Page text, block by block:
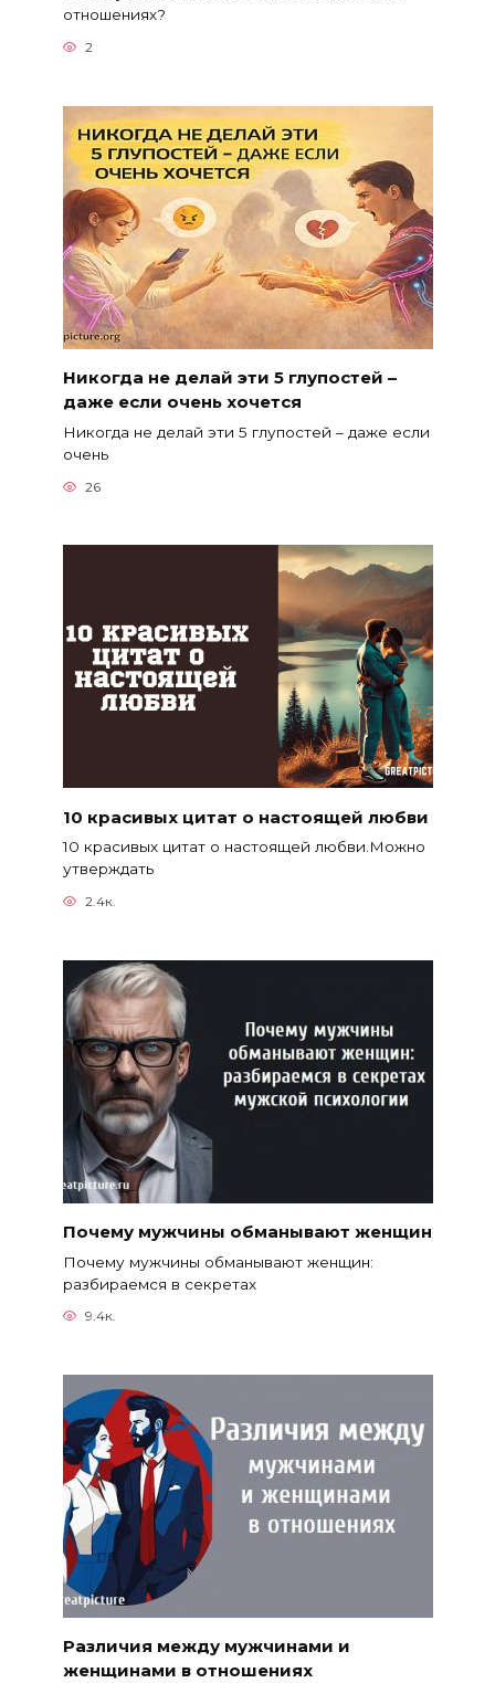
отношениях?
2
Никогда не делай эти 5 глупостей –
даже если очень хочется
Никогда не делай эти 5 глупостей – даже если
очень
26
10 красивых цитат о настоящей любви
10 красивых цитат о настоящей любви.Можно
утверждать
2.4к.
Почему мужчины обманывают женщин
Почему мужчины обманывают женщин:
разбираемся в секретах
9.4к.
Различия между мужчинами и
женщинами в отношениях